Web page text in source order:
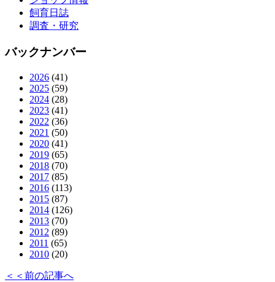
飼育日誌
調査・研究
バックナンバー
2026 (41)
2025 (59)
2024 (28)
2023 (41)
2022 (36)
2021 (50)
2020 (41)
2019 (65)
2018 (70)
2017 (85)
2016 (113)
2015 (87)
2014 (126)
2013 (70)
2012 (89)
2011 (65)
2010 (20)
＜＜前の記事へ